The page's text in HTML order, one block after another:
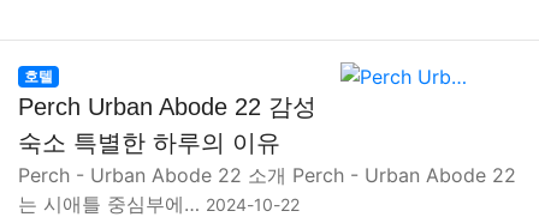
호텔
Perch Urban Abode 22 감성
숙소 특별한 하루의 이유
Perch - Urban Abode 22 소개 Perch - Urban Abode 22
는 시애틀 중심부에… 2024-10-22